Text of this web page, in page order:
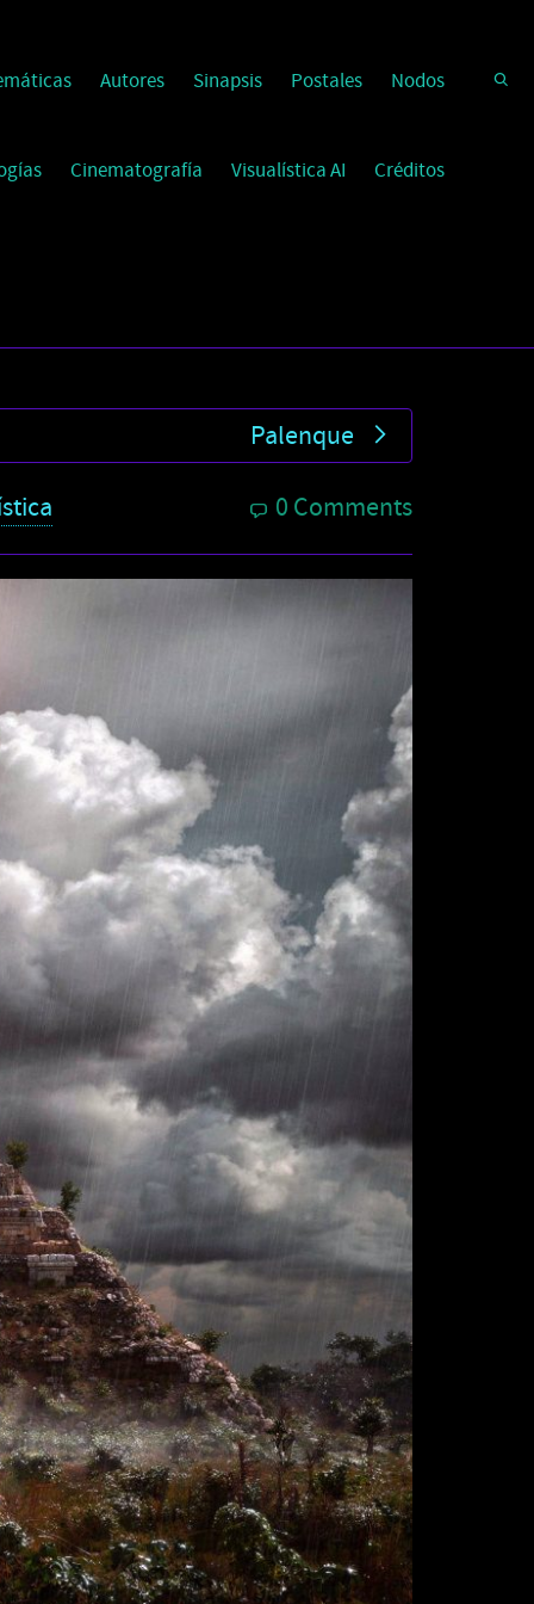
Autores Sinapsis Postales Nodos
Cinematografía Visualística AI Créditos
Palenque
0 Comments